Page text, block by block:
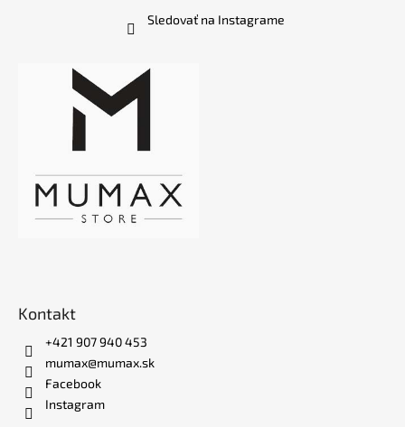
Sledovať na Instagrame
Kontakt
+421 907 940 453
mumax@mumax.sk
Facebook
Instagram